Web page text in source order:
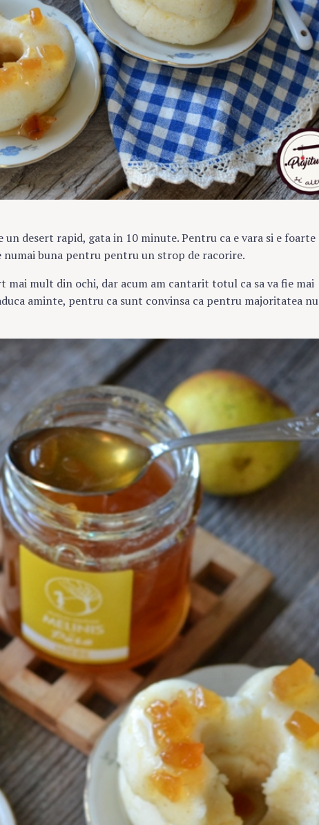
un desert rapid, gata in 10 minute. Pentru ca e vara si e foarte
numai buna pentru pentru un strop de racorire.
mai mult din ochi, dar acum am cantarit totul ca sa va fie mai
aminte, pentru ca sunt convinsa ca pentru majoritatea nu